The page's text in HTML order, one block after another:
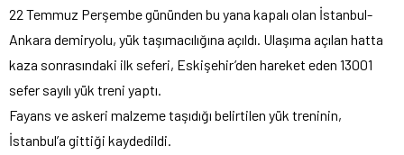
22 Temmuz Perşembe gününden bu yana kapalı olan İstanbul-
Ankara demiryolu, yük taşımacılığına açıldı. Ulaşıma açılan hatta
kaza sonrasındaki ilk seferi, Eskişehir’den hareket eden 13001
sefer sayılı yük treni yaptı.
Fayans ve askeri malzeme taşıdığı belirtilen yük treninin,
İstanbul’a gittiği kaydedildi.